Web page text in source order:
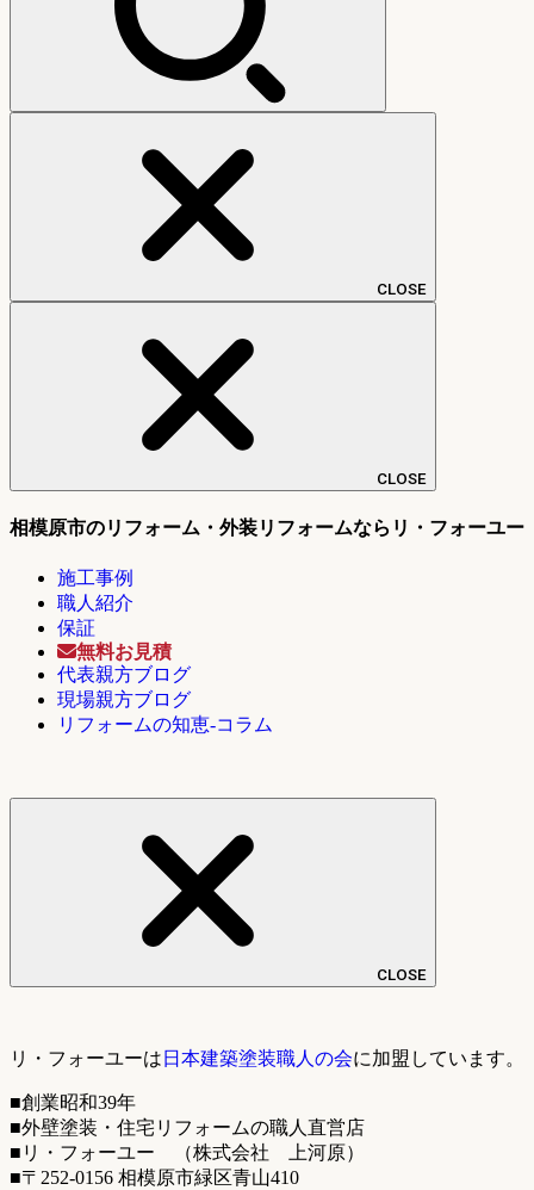
CLOSE
CLOSE
相模原市のリフォーム・外装リフォームならリ・フォーユー
施工事例
職人紹介
保証
無料お見積
代表親方ブログ
現場親方ブログ
リフォームの知恵-コラム
CLOSE
リ・フォーユーは 日本建築塗装職人の会に加盟しています。
■創業昭和39年
■外壁塗装・住宅リフォームの職人直営店
■リ・フォーユー （株式会社 上河原）
■〒252-0156 相模原市緑区青山410